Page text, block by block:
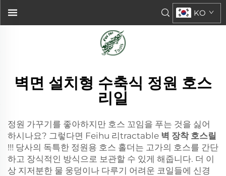
KO
벽면 설치형 수축식 정원 호스
리일
정원 가꾸기를 좋아하지만 호스 꼬임을 푸는 것을 싫어
하시나요? 그렇다면 Feihu 리tractable 벽 장착 호스릴
!!! 당사의 독특한 정원용 호스 홀더는 고가의 호스를 간단
하고 장식적인 방식으로 보관할 수 있게 해줍니다. 더 이
상 지저분한 물 웅덩이나 다루기 어려운 코일들에 신경